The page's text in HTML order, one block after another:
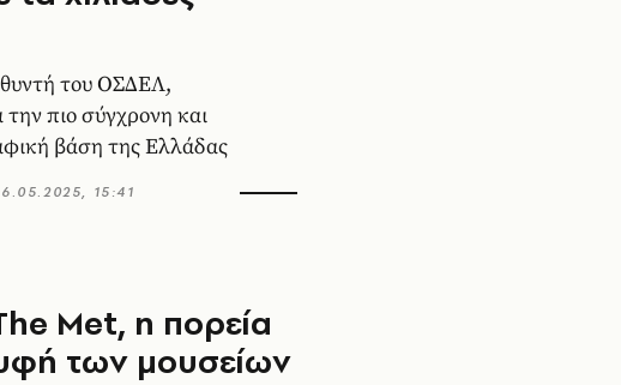
του ΟΣΔΕΛ,
πιο σύγχρονη και
βάση της Ελλάδας
15:41
Met, η πορεία
των μουσείων